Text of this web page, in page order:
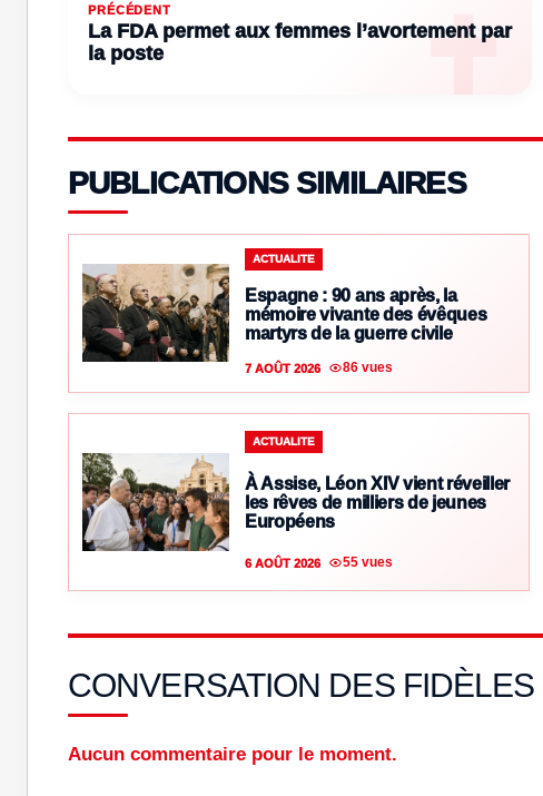
PRÉCÉDENT
La FDA permet aux femmes l’avortement par
la poste
PUBLICATIONS SIMILAIRES
ACTUALITE
Espagne : 90 ans après, la
mémoire vivante des évêques
martyrs de la guerre civile
7 AOÛT 2026 86 vues
ACTUALITE
À Assise, Léon XIV vient réveiller
les rêves de milliers de jeunes
Européens
6 AOÛT 2026 55 vues
CONVERSATION DES FIDÈLES
Aucun commentaire pour le moment.